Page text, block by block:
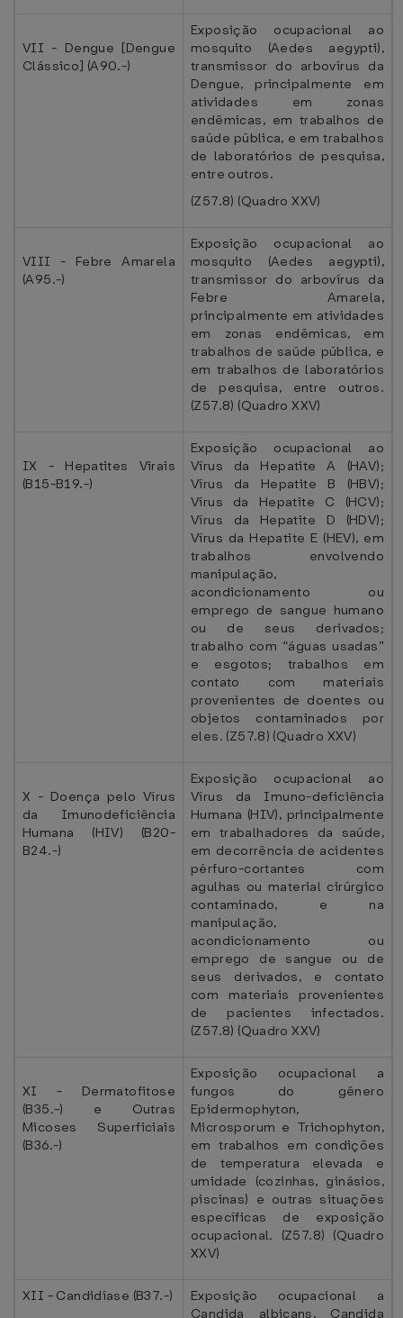
VII - Dengue [Dengue
Clássico] (A90.-)
Exposição ocupacional ao
mosquito (Aedes aegypti),
transmissor do arbovírus da
Dengue, principalmente em
atividades em zonas
endêmicas, em trabalhos de
saúde pública, e em trabalhos
de laboratórios de pesquisa,
entre outros.
(Z57.8) (Quadro XXV)
VIII - Febre Amarela
(A95.-)
Exposição ocupacional ao
mosquito (Aedes aegypti),
transmissor do arbovírus da
Febre Amarela,
principalmente em atividades
em zonas endêmicas, em
trabalhos de saúde pública, e
em trabalhos de laboratórios
de pesquisa, entre outros.
(Z57.8) (Quadro XXV)
IX - Hepatites Virais
(B15-B19.-)
Exposição ocupacional ao
Vírus da Hepatite A (HAV);
Vírus da Hepatite B (HBV);
Vírus da Hepatite C (HCV);
Vírus da Hepatite D (HDV);
Vírus da Hepatite E (HEV), em
trabalhos envolvendo
manipulação,
acondicionamento ou
emprego de sangue humano
ou de seus derivados;
trabalho com “águas usadas”
e esgotos; trabalhos em
contato com materiais
provenientes de doentes ou
objetos contaminados por
eles. (Z57.8) (Quadro XXV)
X - Doença pelo Vírus
da Imunodeficiência
Humana (HIV) (B20-
B24.-)
Exposição ocupacional ao
Vírus da Imuno-deficiência
Humana (HIV), principalmente
em trabalhadores da saúde,
em decorrência de acidentes
pérfuro-cortantes com
agulhas ou material cirúrgico
contaminado, e na
manipulação,
acondicionamento ou
emprego de sangue ou de
seus derivados, e contato
com materiais provenientes
de pacientes infectados.
(Z57.8) (Quadro XXV)
XI - Dermatofitose
(B35.-) e Outras
Micoses Superficiais
(B36.-)
Exposição ocupacional a
fungos do gênero
Epidermophyton,
Microsporum e Trichophyton,
em trabalhos em condições
de temperatura elevada e
umidade (cozinhas, ginásios,
piscinas) e outras situações
específicas de exposição
ocupacional. (Z57.8) (Quadro
XXV)
XII - Candidíase (B37.-)
Exposição ocupacional a
Candida albicans, Candida